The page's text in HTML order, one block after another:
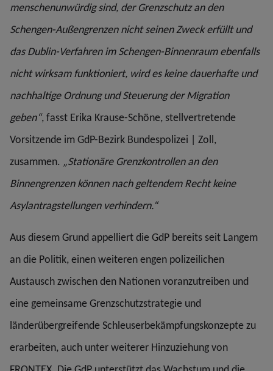
menschenunwürdig sind, der Grenzschutz an den
Schengen-Außengrenzen nicht seinen Zweck erfüllt und
das Dublin-Verfahren im Schengen-Binnenraum ebenfalls
nicht wirksam funktioniert, wird es keine dauerhafte und
nachhaltige Ordnung und Steuerung der Migration
geben“, fasst Erika Krause-Schöne, stellvertretende
Vorsitzende im GdP-Bezirk Bundespolizei | Zoll,
zusammen. „Stationäre Grenzkontrollen an den
Binnengrenzen können nach geltendem Recht keine
Asylantragstellungen verhindern.“
Aus diesem Grund appelliert die GdP bereits seit Langem
an die Politik, einen weiteren engen polizeilichen
Austausch zwischen den Nationen voranzutreiben und
eine gemeinsame Grenzschutzstrategie und
länderübergreifende Schleuserbekämpfungskonzepte zu
erarbeiten, auch unter weiterer Hinzuziehung von